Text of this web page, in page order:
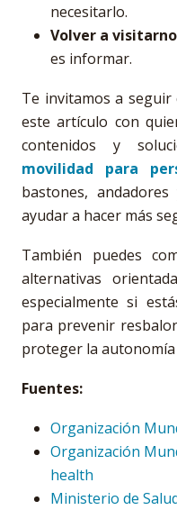
necesitarlo.
Volver a
es informar.
Te invitamos a
este artículo con
contenidos y
movilidad para
bastones,
ayudar a hacer más
También puedes
alternativas
especialmente si
para prevenir
proteger la
Fuentes:
Organización
Organización
health
Ministerio de